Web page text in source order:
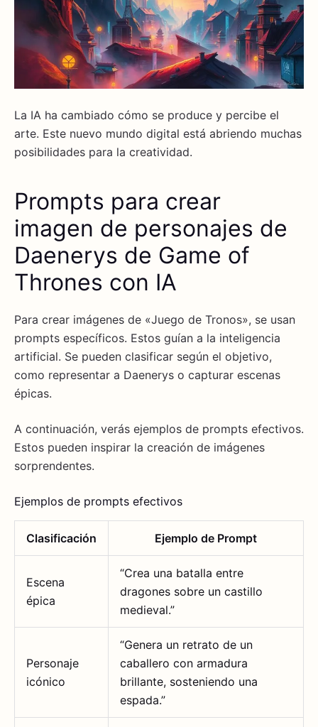
La IA ha cambiado cómo se produce y percibe el
arte. Este nuevo mundo digital está abriendo muchas
posibilidades para la creatividad.
Prompts para crear
imagen de personajes de
Daenerys de Game of
Thrones con IA
Para crear imágenes de «Juego de Tronos», se usan
prompts específicos. Estos guían a la inteligencia
artificial. Se pueden clasificar según el objetivo,
como representar a Daenerys o capturar escenas
épicas.
A continuación, verás ejemplos de prompts efectivos.
Estos pueden inspirar la creación de imágenes
sorprendentes.
Ejemplos de prompts efectivos
Clasificación Ejemplo de Prompt
Escena
épica
“Crea una batalla entre
dragones sobre un castillo
medieval.”
Personaje
icónico
“Genera un retrato de un
caballero con armadura
brillante, sosteniendo una
espada.”